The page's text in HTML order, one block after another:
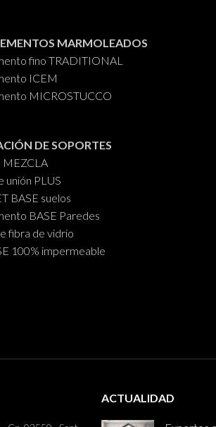
MARMOLEADOS
fino TRADITIONAL
ICEM
MICROSTUCCO
DE SOPORTES
MEZCLA
unión PLUS
BASE suelos
BASE Paredes
fibra de vidrio
100% impermeable
ACTUALIDAD